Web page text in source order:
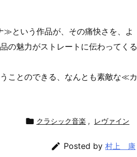
という作品が、その痛快さを、よ
の魅力がストレートに伝わってくる
ことのできる、なんとも素敵な≪カ
 クラシック音楽 , レヴァイン
 Posted by 村上 康